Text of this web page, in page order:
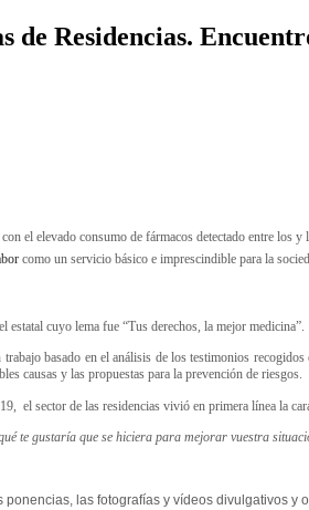
de Residencias.
el elevado consumo de fármacos detectado entre los
como un servicio básico e imprescindible para la
estatal cuyo lema fue “Tus derechos, la mejor medicina”.
basado en el análisis de los testimonios
causas y las propuestas para la prevención de riesgos.
el sector de las residencias vivió en primera línea la
te gustaría que se hiciera para mejorar vuestra
las fotografías y vídeos divulgativos y